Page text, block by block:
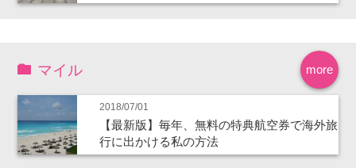
more
マイル
2018/07/01
【最新版】毎年、無料の特典航空券で海外旅
行に出かける私の方法